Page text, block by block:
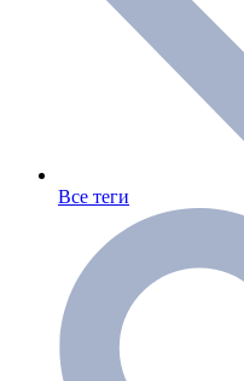
Все теги